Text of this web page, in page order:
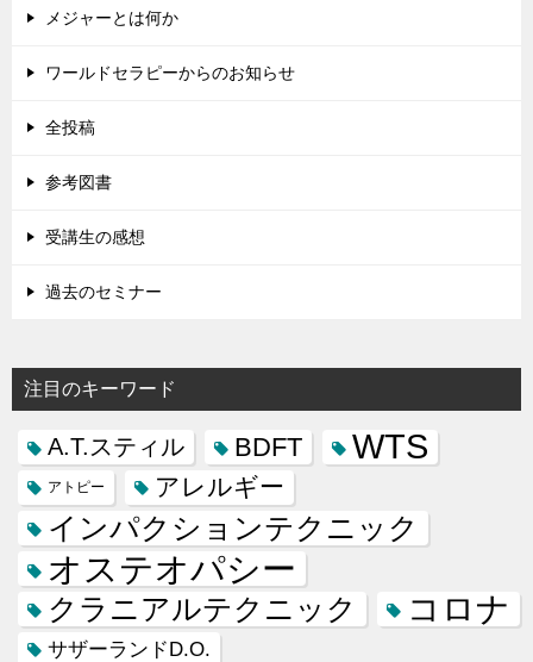
メジャーとは何か
ワールドセラピーからのお知らせ
全投稿
参考図書
受講生の感想
過去のセミナー
注目のキーワード
A.T.スティル BDFT WTS
アトピー アレルギー
インパクションテクニック
オステオパシー
クラニアルテクニック コロナ
サザーランドD.O.